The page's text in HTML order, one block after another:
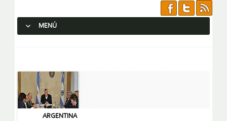
MENÚ
ARGENTINA